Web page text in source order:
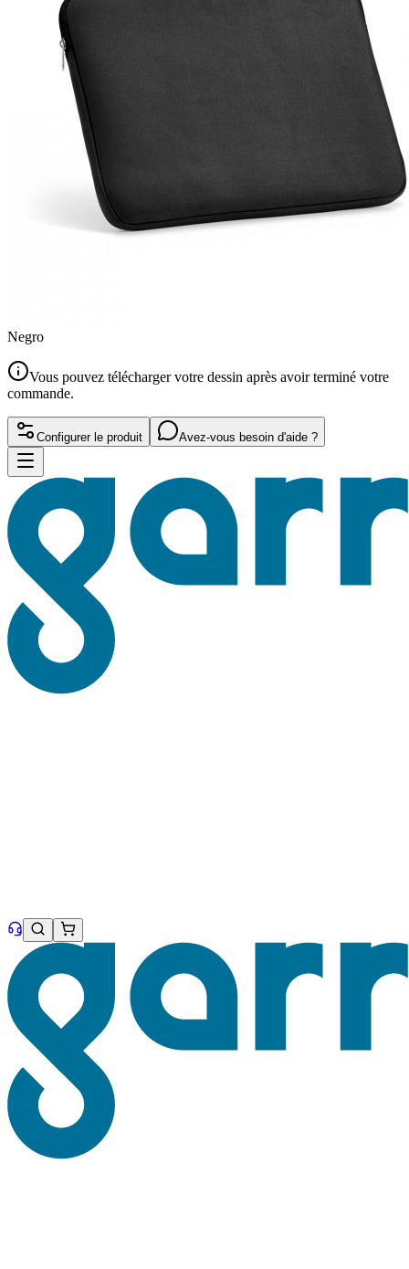
Negro
Vous pouvez télécharger votre dessin après avoir terminé votre
commande.
Configurer le produit Avez-vous besoin d'aide ?